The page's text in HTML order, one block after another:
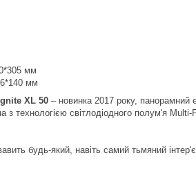
мм
мм
XL 50 – новинка 2017 року, панорамний
з технологією світлодіодного полум'я
будь-який, навіть самий тьмяний